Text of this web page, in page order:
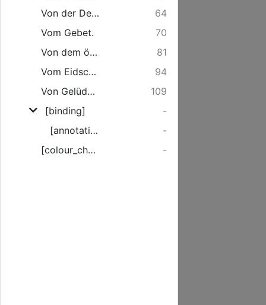
Von der Demut gegen Gott.
64
Vom Gebet.
70
Von dem öffentlichen Gottesdienst.
81
Vom Eidschwur.
94
Von Gelüdden.
109
[binding]
-
[annotation]
-
[colour_checker]
-